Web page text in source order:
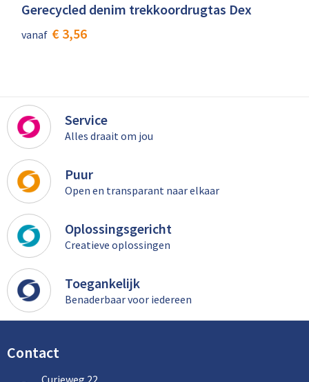
Gerecycled denim trekkoordrugtas Dex
vanaf € 3,56
Service
Alles draait om jou
Puur
Open en transparant naar elkaar
Oplossingsgericht
Creatieve oplossingen
Toegankelijk
Benaderbaar voor iedereen
Contact